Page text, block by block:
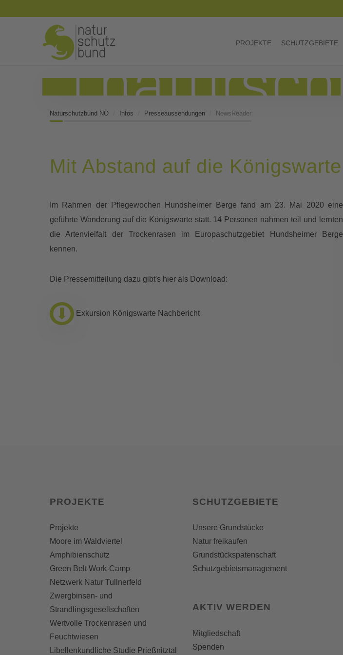
PROJEKTE SCHUTZGEBIETE
Naturschutzbund NÖ Infos Presseaussendungen NewsReader
Mit Abstand auf die Königswarte
Im Rahmen der Pflegewochen Hundsheimer Berge fand am 23. Mai 2020 eine
geführte Wanderung auf die Königswarte statt. 14 Personen nahmen teil und lernten
die Artenvielfalt der Trockenrasen im Europaschutzgebiet Hundsheimer Berge
kennen.
Die Pressemitteilung dazu gibt's hier als Download:
Exkursion Königswarte Nachbericht
PROJEKTE
Projekte
Moore im Waldviertel
Amphibienschutz
Green Belt Work-Camp
Netzwerk Natur Tullnerfeld
Zwergbinsen- und
Strandlingsgesellschaften
Wertvolle Trockenrasen und
Feuchtwiesen
Libellenkundliche Studie Prießnitztal
SCHUTZGEBIETE
Unsere Grundstücke
Natur freikaufen
Grundstückspatenschaft
Schutzgebietsmanagement
AKTIV WERDEN
Mitgliedschaft
Spenden